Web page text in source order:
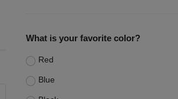
What is your favorite color?
Red
Blue